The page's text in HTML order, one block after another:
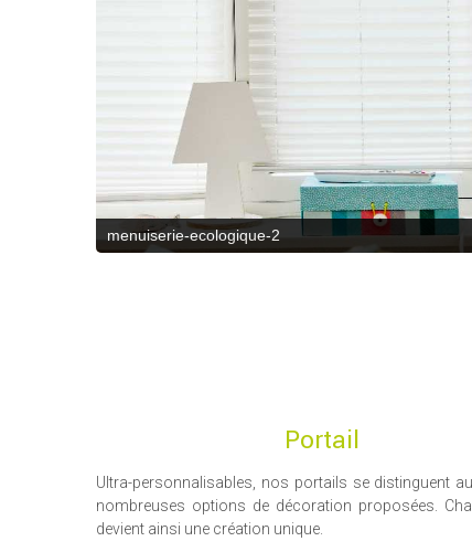
menuiserie-ecologique-3
Portail
Ultra-personnalisables, nos portails se distinguent
nombreuses options de décoration proposées.
devient ainsi une création unique.